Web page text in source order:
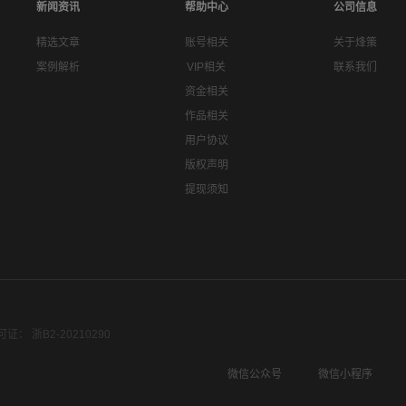
新闻资讯
精选文章
案例解析
帮助中心
账号相关
VIP相关
资金相关
作品相关
用户协议
版权声明
提现须知
公司信息
关于烽策
联系我们
证： 浙B2-20210290
微信公众号
微信小程序